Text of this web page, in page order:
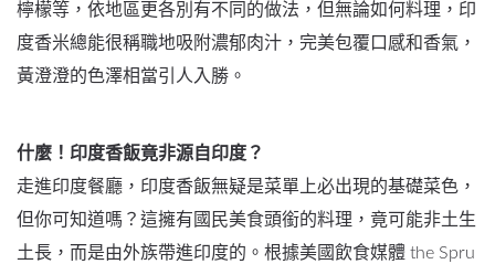
檸檬等，依地區更各別有不同的做法，但無論如何料理，印
度香米總能很稱職地吸附濃郁肉汁，完美包覆口感和香氣，
黃澄澄的色澤相當引人入勝。
什麼！印度香飯竟非源自印度？
走進印度餐廳，印度香飯無疑是菜單上必出現的基礎菜色，
但你可知道嗎？這擁有國民美食頭銜的料理，竟可能非土生
土長，而是由外族帶進印度的。根據美國飲食媒體 the Spru